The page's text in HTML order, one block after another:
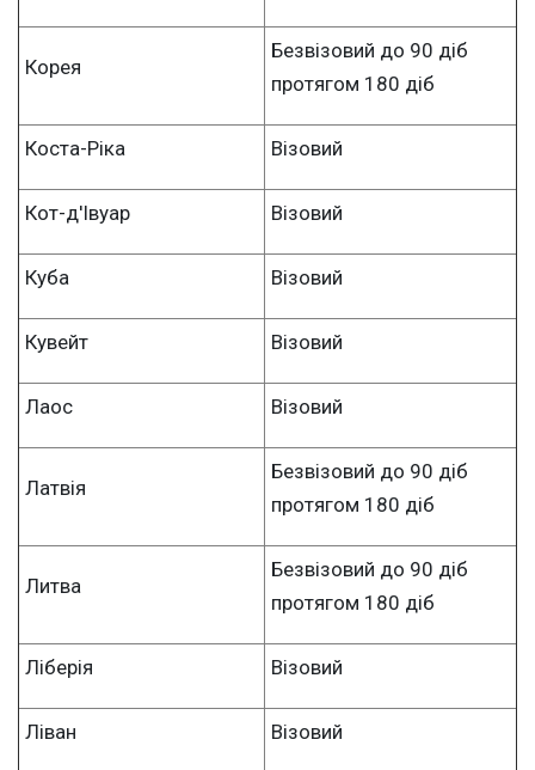
Корея
Безвізовий до 90 діб
протягом 180 діб
Коста-Ріка Візовий
Кот-д'Івуар Візовий
Куба Візовий
Кувейт Візовий
Лаос Візовий
Латвія
Безвізовий до 90 діб
протягом 180 діб
Литва
Безвізовий до 90 діб
протягом 180 діб
Ліберія Візовий
Ліван Візовий